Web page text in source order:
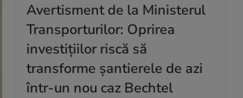
Avertisment de la Ministerul
Transporturilor: Oprirea
investițiilor riscă să
transforme șantierele de azi
într-un nou caz Bechtel